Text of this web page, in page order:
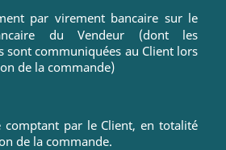
par virement bancaire sur le
du Vendeur (dont les
sont communiquées au Client lors
de la commande)
comptant par le Client, en totalité
de la commande.